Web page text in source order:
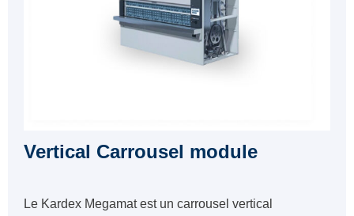
Vertical Carrousel module
Le Kardex Megamat est un carrousel vertical